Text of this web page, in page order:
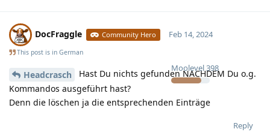
DocFraggle Community Hero
Moolevel398
Feb 14, 2024
This post is in German
Headcrasch
Hast Du nichts gefunden NACHDEM Du o.g.
Kommandos ausgeführt hast?
Denn die löschen ja die entsprechenden Einträge
Reply